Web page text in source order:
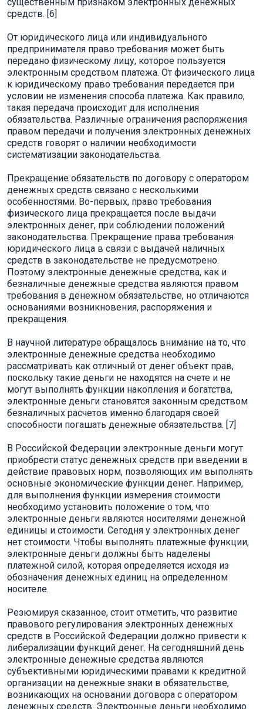
средств. [6]
От юридического лица или индивидуального
предпринимателя право требования может быть
передано физическому лицу, которое пользуется
электронным средством платежа. От физического лица
к юридическому право требования передается при
условии не изменения способа платежа. Как правило,
такая передача происходит для исполнения
обязательства. Различные ограничения распоряжения
правом передачи и получения электронных денежных
средств говорят о наличии необходимости
систематизации законодательства.
Прекращение обязательств по договору с оператором
денежных средств связано с несколькими
особенностями. Во-первых, право требования
физического лица прекращается после выдачи
электронных денег, при соблюдении положений
законодательства. Прекращение права требования
юридического лица в связи с выдачей наличных
средств в законодательстве не предусмотрено.
Поэтому электронные денежные средства, как и
безналичные денежные средства являются правом
требования в денежном обязательстве, но отличаются
основаниями возникновения, распоряжения и
прекращения.
В научной литературе обращалось внимание на то, что
электронные денежные средства необходимо
рассматривать как отличный от денег объект прав,
поскольку такие деньги не находятся на счете и не
могут выполнять функции накопления и богатства,
электронные деньги становятся законным средством
безналичных расчетов именно благодаря своей
способности погашать денежные обязательства. [7]
В Российской Федерации электронные деньги могут
приобрести статус денежных средств при введении в
действие правовых норм, позволяющих им выполнять
основные экономические функции денег. Например,
для выполнения функции измерения стоимости
необходимо установить положение о том, что
электронные деньги являются носителями денежной
единицы и стоимости. Сегодня у электронных денег
нет стоимости. Чтобы выполнять платежные функции,
электронные деньги должны быть наделены
платежной силой, которая определяется исходя из
обозначения денежных единиц на определенном
носителе.
Резюмируя сказанное, стоит отметить, что развитие
правового регулирования электронных денежных
средств в Российской Федерации должно привести к
либерализации функций денег. На сегодняшний день
электронные денежные средства являются
субъективными юридическими правами к кредитной
организации на денежные знаки в обязательстве,
возникающих на основании договора с оператором
денежных средств. Электронные деньги необходимо